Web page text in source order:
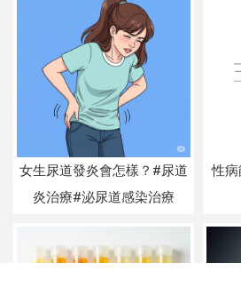
女生尿道發炎會怎樣？#尿道
炎治療#泌尿道感染治療
性